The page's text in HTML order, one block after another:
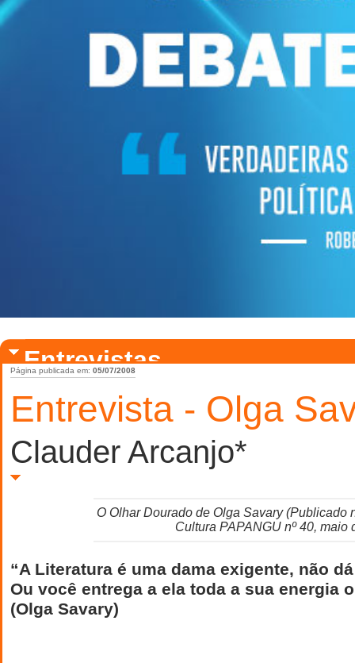
Entrevistas
Entrevista - Olga
Página publicada em: 05/07/2008
Clauder Arcanjo*
O Olhar Dourado de Olga Savary (Publicado
Cultura PAPANGU nº 40, maio
“A Literatura é uma dama exigente, não
Ou você entrega a ela toda a sua energia
(Olga Savary)